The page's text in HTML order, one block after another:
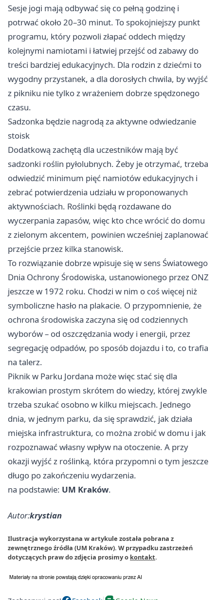
Sesje jogi mają odbywać się co pełną godzinę i
potrwać około 20–30 minut. To spokojniejszy punkt
programu, który pozwoli złapać oddech między
kolejnymi namiotami i łatwiej przejść od zabawy do
treści bardziej edukacyjnych. Dla rodzin z dziećmi to
wygodny przystanek, a dla dorosłych chwila, by wyjść
z pikniku nie tylko z wrażeniem dobrze spędzonego
czasu.
Sadzonka będzie nagrodą za aktywne odwiedzanie
stoisk
Dodatkową zachętą dla uczestników mają być
sadzonki roślin pyłolubnych. Żeby je otrzymać, trzeba
odwiedzić minimum pięć namiotów edukacyjnych i
zebrać potwierdzenia udziału w proponowanych
aktywnościach. Roślinki będą rozdawane do
wyczerpania zapasów, więc kto chce wrócić do domu
z zielonym akcentem, powinien wcześniej zaplanować
przejście przez kilka stanowisk.
To rozwiązanie dobrze wpisuje się w sens Światowego
Dnia Ochrony Środowiska, ustanowionego przez ONZ
jeszcze w 1972 roku. Chodzi w nim o coś więcej niż
symboliczne hasło na plakacie. O przypomnienie, że
ochrona środowiska zaczyna się od codziennych
wyborów – od oszczędzania wody i energii, przez
segregację odpadów, po sposób dojazdu i to, co trafia
na talerz.
Piknik w Parku Jordana może więc stać się dla
krakowian prostym skrótem do wiedzy, której zwykle
trzeba szukać osobno w kilku miejscach. Jednego
dnia, w jednym parku, da się sprawdzić, jak działa
miejska infrastruktura, co można zrobić w domu i jak
rozpoznawać własny wpływ na otoczenie. A przy
okazji wyjść z roślinką, która przypomni o tym jeszcze
długo po zakończeniu wydarzenia.
na podstawie: UM Kraków.
Autor:krystian
Ilustracja wykorzystana w artykule została pobrana z
zewnętrznego źródła (UM Kraków). W przypadku zastrzeżeń
dotyczących praw do zdjęcia prosimy o kontakt.